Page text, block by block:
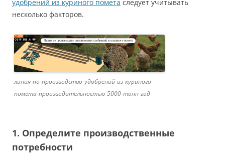
удобрений из куриного помета следует учитывать
несколько факторов.
линия-по-производство-удобрений-из-куриного-
помета-производительностью-5000-тонн-год
1. Определите производственные
потребности